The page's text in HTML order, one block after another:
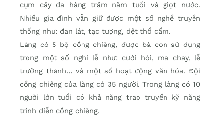
cụm cây đa hàng trăm năm tuổi và giọt nước.
Nhiều gia đình vẫn giữ được một số nghề truyền
thống như: đan lát, tạc tượng, dệt thổ cẩm.
Làng có 5 bộ cồng chiêng, được bà con sử dụng
trong một số nghi lễ như: cưới hỏi, ma chay, lễ
trưởng thành… và một số hoạt động văn hóa. Đội
cồng chiêng của làng có 35 người. Trong làng có 10
người lớn tuổi có khả năng trao truyền kỹ năng
trình diễn cồng chiêng.